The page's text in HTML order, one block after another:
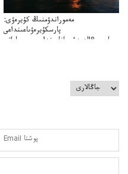
مەموراندۋمنىڭ كۇيرەۋى:
پارسكۇيرەۋىاعىنداعى
پارسى&الەمدشىعاناعىنداعىسىن ساعاتى